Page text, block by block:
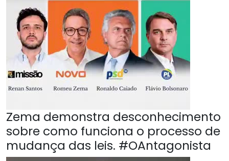
Zema demonstra desconhecimento
sobre como funciona o processo de
mudança das leis. #OAntagonista